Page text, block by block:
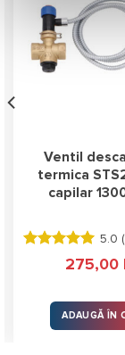
Ventil
termica
capilar
Evaluat la
stele
5.0 (
275,00
ADAUGĂ ÎN